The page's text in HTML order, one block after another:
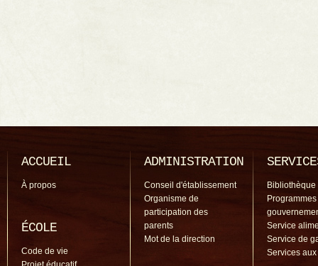
ACCUEIL
À propos
ÉCOLE
Code de vie
ADMINISTRATION
Conseil d'établissement
Organisme de
participation des
parents
Mot de la direction
Bibliothèque
Programmes
Service
Service de
Services